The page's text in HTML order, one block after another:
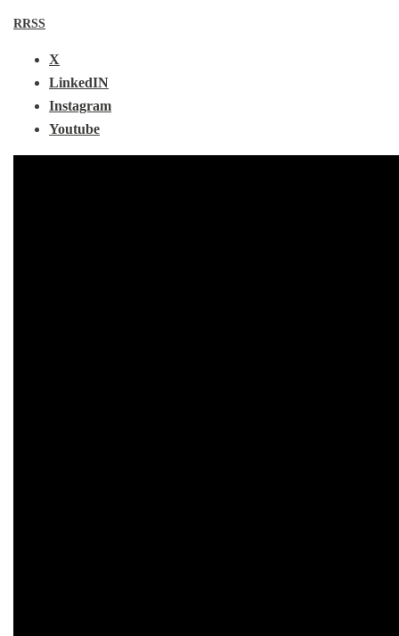
RRSS
X
LinkedIN
Instagram
Youtube